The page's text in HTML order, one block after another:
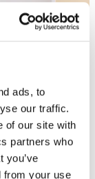
ads, to
our traffic.
of our site with
partners who
you’ve
from your use